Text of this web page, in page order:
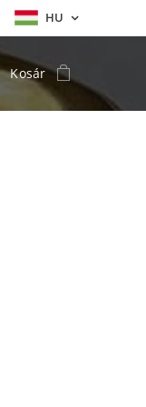
HU
Kosár